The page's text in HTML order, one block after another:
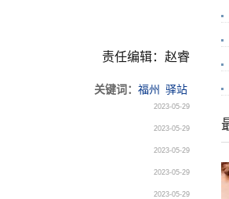
责任编辑：赵睿
关键词： 福州
驿站
2023-05-29
2023-05-29
2023-05-29
2023-05-29
2023-05-29